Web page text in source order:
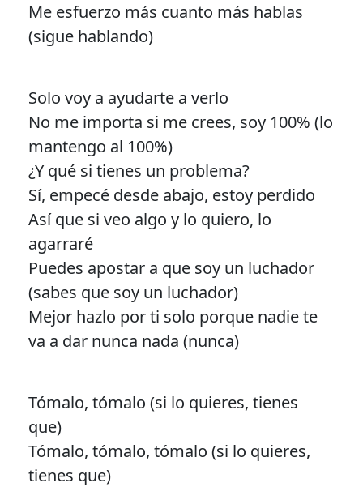
Me esfuerzo más cuanto más hablas
(sigue hablando)
Solo voy a ayudarte a verlo
No me importa si me crees, soy 100% (lo
mantengo al 100%)
¿Y qué si tienes un problema?
Sí, empecé desde abajo, estoy perdido
Así que si veo algo y lo quiero, lo
agarraré
Puedes apostar a que soy un luchador
(sabes que soy un luchador)
Mejor hazlo por ti solo porque nadie te
va a dar nunca nada (nunca)
Tómalo, tómalo (si lo quieres, tienes
que)
Tómalo, tómalo, tómalo (si lo quieres,
tienes que)